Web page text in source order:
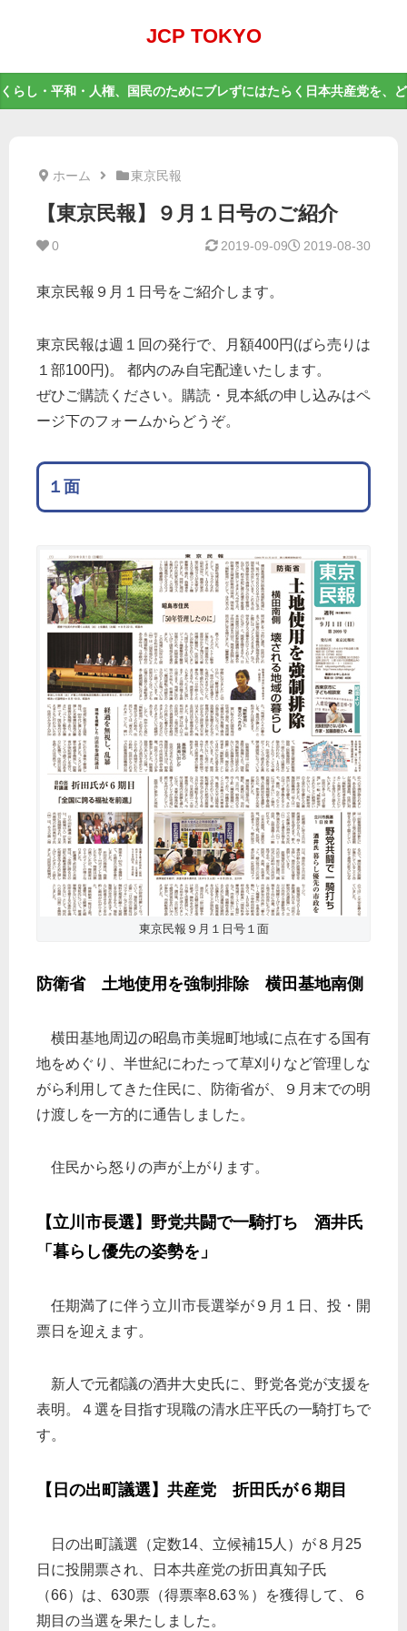
JCP TOKYO
くらし・平和・人権、国民のためにブレずにはたらく日本共産党を、
ホーム 東京民報
【東京民報】９月１日号のご紹介
0 2019-08-30
2019-09-09
東京民報９月１日号をご紹介します。
東京民報は週１回の発行で、月額400円(ばら売りは
１部100円)。 都内のみ自宅配達いたします。
ぜひご購読ください。購読・見本紙の申し込みはペ
ージ下のフォームからどうぞ。
１面
東京民報９月１日号１面
防衛省 土地使用を強制排除 横田基地南側
横田基地周辺の昭島市美堀町地域に点在する国有
地をめぐり、半世紀にわたって草刈りなど管理しな
がら利用してきた住民に、防衛省が、９月末での明
け渡しを一方的に通告しました。
住民から怒りの声が上がります。
【立川市長選】野党共闘で一騎打ち 酒井氏
「暮らし優先の姿勢を」
任期満了に伴う立川市長選挙が９月１日、投・開
票日を迎えます。
新人で元都議の酒井大史氏に、野党各党が支援を
表明。４選を目指す現職の清水庄平氏の一騎打ちで
す。
【日の出町議選】共産党 折田氏が６期目
日の出町議選（定数14、立候補15人）が８月25
日に投開票され、日本共産党の折田真知子氏
（66）は、630票（得票率8.63％）を獲得して、６
期目の当選を果たしました。